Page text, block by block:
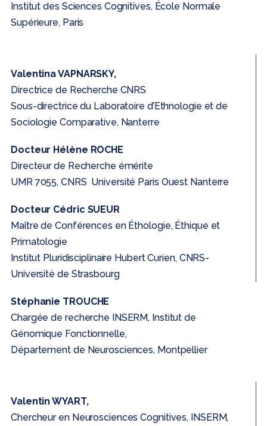
Institut des Sciences Cognitives, École Normale
Supérieure, Paris
Valentina VAPNARSKY,
Directrice de Recherche CNRS
Sous-directrice du Laboratoire d’Ethnologie et de
Sociologie Comparative, Nanterre
Docteur Hélène ROCHE
Directeur de Recherche émérite
UMR 7055, CNRS Université Paris Ouest Nanterre
Docteur Cédric SUEUR
Maître de Conférences en Éthologie, Éthique et
Primatologie
Institut Pluridisciplinaire Hubert Curien, CNRS-
Université de Strasbourg
Stéphanie TROUCHE
Chargée de recherche INSERM, Institut de
Génomique Fonctionnelle,
Département de Neurosciences, Montpellier
Valentin WYART,
Chercheur en Neurosciences Cognitives, INSERM,